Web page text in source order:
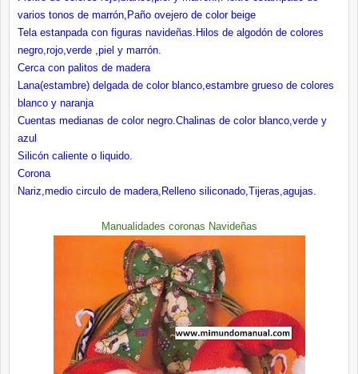
varios tonos de marrón, Paño ovejero de color beige
Tela estanpada con figuras navideñas. Hilos de algodón de colores
negro,rojo,verde ,piel y marrón.
Cerca con palitos de madera
Lana(estambre) delgada de color blanco ,estambre grueso de colores
blanco y naranja
Cuentas medianas de color negro. Chalinas de color blanco,verde y
azul
Silicón caliente o liquido.
Corona
Nariz,medio circulo de madera ,Relleno siliconado ,Tijeras,agujas.
Manualidades coronas Navideñas